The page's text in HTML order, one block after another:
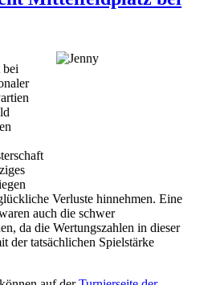
bei
Verluste hinnehmen. Eine
auch die schwer
da die Wertungszahlen in dieser
der tatsächlichen Spielstärke